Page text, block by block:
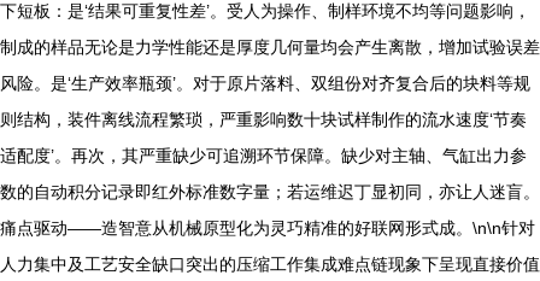
下短板：是‘结果可重复性差’。受人为操作、制样环境不均等问题影响，
制成的样品无论是力学性能还是厚度几何量均会产生离散，增加试验误差
风险。是‘生产效率瓶颈’。对于原片落料、双组份对齐复合后的块料等规
则结构，装件离线流程繁琐，严重影响数十块试样制作的流水速度‘节奏
适配度’。再次，其严重缺少可追溯环节保障。缺少对主轴、气缸出力参
数的自动积分记录即红外标准数字量；若运维迟丁显初同，亦让人迷盲。
痛点驱动——造智意从机械原型化为灵巧精准的好联网形式成。\n\n针对
人力集中及工艺安全缺口突出的压缩工作集成难点链现象下呈现直接价值